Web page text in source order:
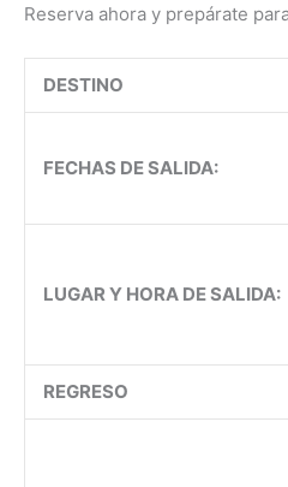
Reserva ahora y prepárate
DESTINO
FECHAS DE SALIDA:
LUGAR Y HORA DE SALIDA:
REGRESO